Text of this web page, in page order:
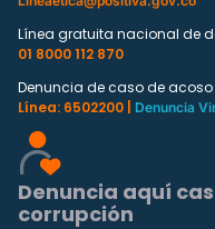
Línea gratuita nacional de
01 8000 112 870
Denuncia de caso de
Línea: 6502200 |
Denuncia
Denuncia aquí
corrupción